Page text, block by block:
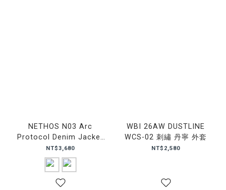
NETHOS N03 Arc
Protocol Denim Jacket
水洗 牛仔 外套
NT$3,680
WBI 26AW DUSTLINE
WCS-02 刺繡 丹寧 外套
NT$2,580